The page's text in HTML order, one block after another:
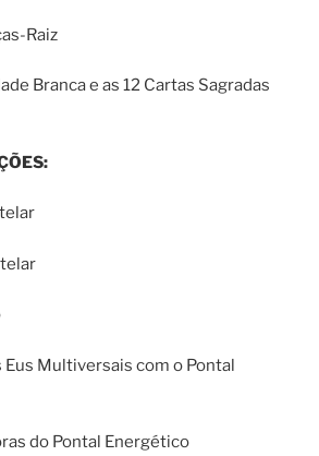
Raiz
Branca e as 12 Cartas Sagradas
Eus Multiversais com o Pontal
do Pontal Energético